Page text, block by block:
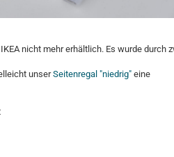
nicht mehr erhältlich. Es wurde durch
unserSeitenregal "niedrig" eine